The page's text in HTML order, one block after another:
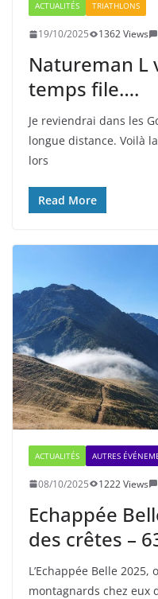
ACTUALITÉS TRIATHLONS
19/10/2025 1362 Views
Natureman L
temps file….
Je reviendrai dans les
longue distance. Voilà
lors
Read More
ACTUALITÉS AUTRES
08/10/2025 1222 Views
Echappée
des crêtes –
L’Echappée Belle
montagnards chez eux